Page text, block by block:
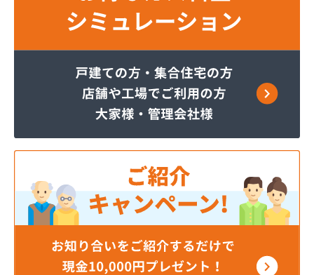
ヤマカネ石原商店
安田商事株式会社
安藤石油株式会社
伊藤忠エネクスホームライフ中部株式会社直売専用
加藤プロパン
海老名商店
外川プロパン
株式会社TOKAI 多治見営業所
株式会社エム・フルカワ 燃料部
株式会社かじ繁